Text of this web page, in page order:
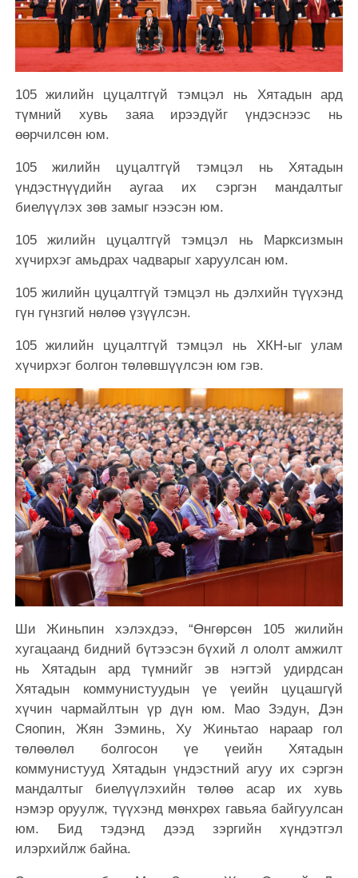
105 жилийн цуцалтгүй тэмцэл нь Хятадын ард
түмний хувь заяа ирээдүйг үндэснээс нь
өөрчилсөн юм.
105 жилийн цуцалтгүй тэмцэл нь Хятадын
үндэстнүүдийн аугаа их сэргэн мандалтыг
биелүүлэх зөв замыг нээсэн юм.
105 жилийн цуцалтгүй тэмцэл нь Марксизмын
хүчирхэг амьдрах чадварыг харуулсан юм.
105 жилийн цуцалтгүй тэмцэл нь дэлхийн түүхэнд
гүн гүнзгий нөлөө үзүүлсэн.
105 жилийн цуцалтгүй тэмцэл нь ХКН-ыг улам
хүчирхэг болгон төлөвшүүлсэн юм гэв.
Ши Жиньпин хэлэхдээ, “Өнгөрсөн 105 жилийн
хугацаанд бидний бүтээсэн бүхий л ололт амжилт
нь Хятадын ард түмнийг эв нэгтэй удирдсан
Хятадын коммунистуудын үе үеийн цуцашгүй
хүчин чармайлтын үр дүн юм. Мао Зэдун, Дэн
Сяопин, Жян Зэминь, Ху Жиньтао нараар гол
төлөөлөл болгосон үе үеийн Хятадын
коммунистууд Хятадын үндэстний агуу их сэргэн
мандалтыг биелүүлэхийн төлөө асар их хувь
нэмэр оруулж, түүхэнд мөнхрөх гавьяа байгуулсан
юм. Бид тэдэнд дээд зэргийн хүндэтгэл
илэрхийлж байна.